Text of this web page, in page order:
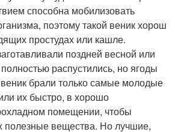
способна мобилизовать
поэтому такой веник хорош
простудах или кашле.
поздней весной или
распустились, но ягоды
брали только самые молодые
их быстро, в хорошо
помещении, чтобы
полезные вещества. Но лучшие,